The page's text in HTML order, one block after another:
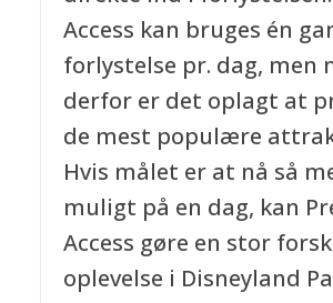
Access kan bruges én
forlystelse pr. dag, men
derfor er det oplagt at
de mest populære
Hvis målet er at nå så
muligt på en dag, kan
Access gøre en stor
oplevelse i Disneyland